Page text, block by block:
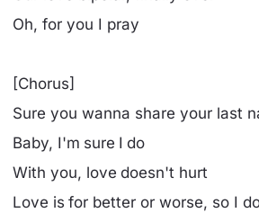
Oh, for you I pray
[Chorus]
Sure you wanna share your last
Baby, I'm sure I do
With you, love doesn't hurt
Love is for better or worse, so I